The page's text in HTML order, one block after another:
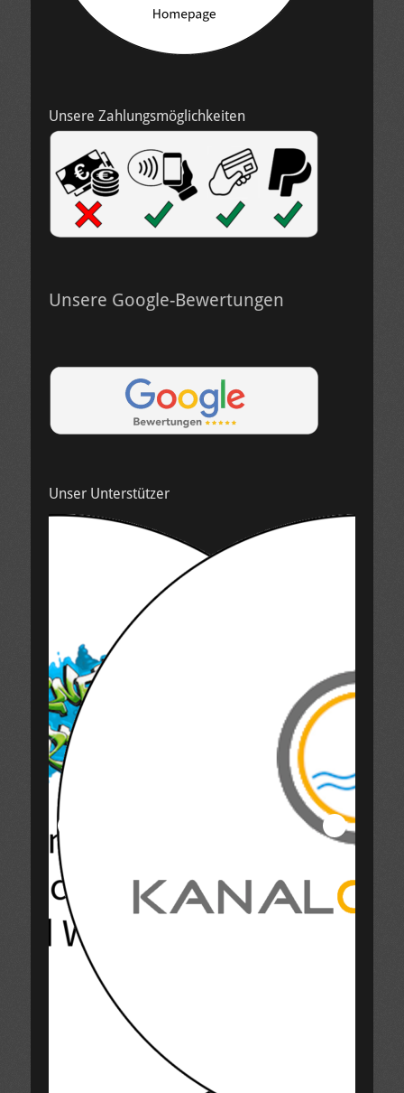
Unsere Zahlungsmöglichkeiten
Unsere Google-Bewertungen
Unser Unterstützer